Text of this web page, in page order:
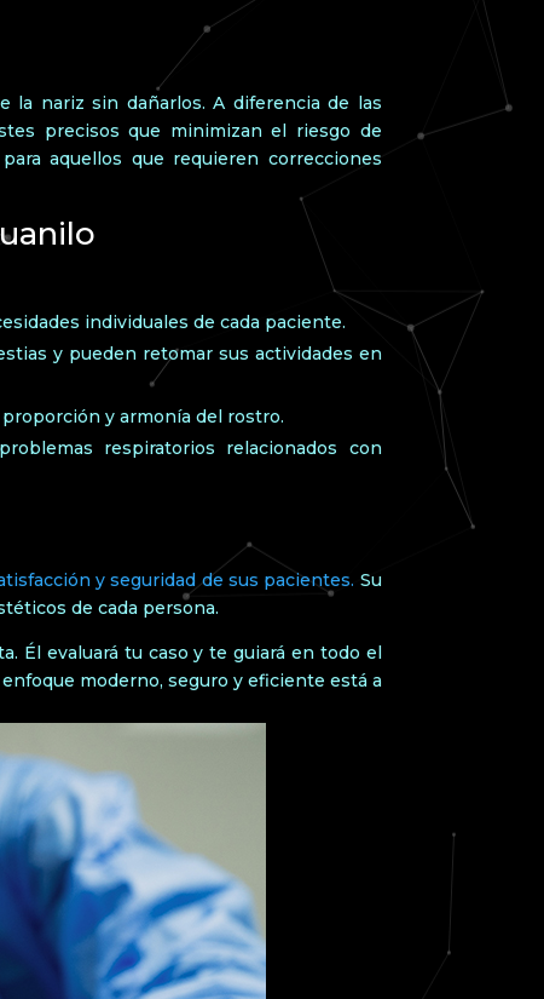
la nariz sin dañarlos. A diferencia de las
precisos que minimizan el riesgo de
aquellos que requieren correcciones
individuales de cada paciente.
y pueden retomar sus actividades en
y armonía del rostro.
respiratorios relacionados con
y seguridad de sus pacientes. Su
de cada persona.
Él evaluará tu caso y te guiará en todo el
moderno, seguro y eficiente está a